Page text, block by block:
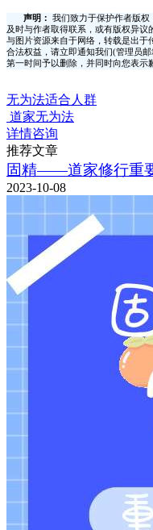
声明：
我们致力于保护作者版
及时与作者取得联系，或有版权异
与图片资源来自于网络，转载是出于
合法权益，请立即通知我们(管理员
第一时间予以删除，并同时向您表示
无为法适合人群
道家无为法
详情咨询
推荐文章
固精——道家修行重
2023-10-08